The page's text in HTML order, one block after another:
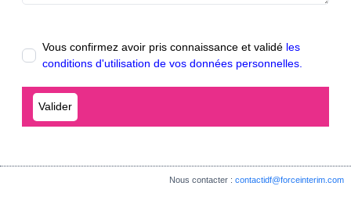
Vous confirmez avoir pris connaissance et validé les
conditions d'utilisation de vos données personnelles.
Nous contacter :contactidf@forceinterim.com